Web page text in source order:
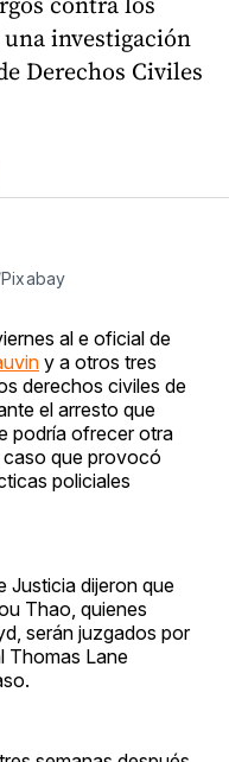
investigación
Derechos Civiles
al e oficial de
y a otros tres
derechos civiles de
el arresto que
podría ofrecer otra
caso que provocó
policiales
Justicia dijeron que
Thao, quienes
serán juzgados por
Thomas Lane